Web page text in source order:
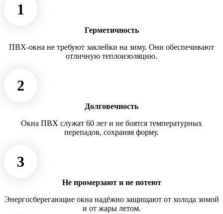
1
Герметичность
ПВХ-окна не требуют заклейки на зиму. Они обеспечивают
отличную теплоизоляцию.
2
Долговечность
Окна ПВХ служат 60 лет и не боятся температурных
перепадов, сохраняя форму.
3
Не промерзают и не потеют
Энергосберегающие окна надёжно защищают от холода зимой
и от жары летом.